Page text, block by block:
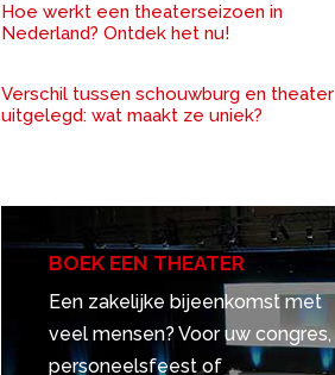
Hoe werkt een theaterseizoen in
Nederland? Ontdek het nu!
Verschil tussen schouwburg en theater
uitgelegd: wat maakt ze uniek?
BOEK EEN THEATER
Een zakelijke bijeenkomst met
veel mensen? Voor uw congres,
personeelsfeest of